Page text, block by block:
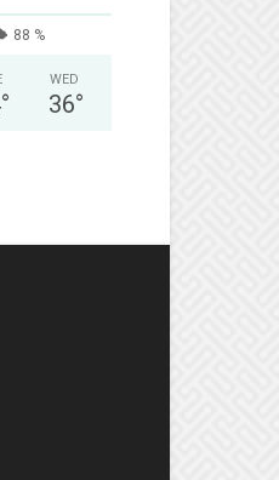
88 %
°
WED
36°